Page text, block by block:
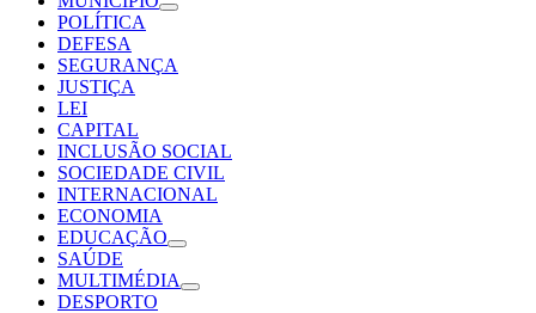
POLÍTICA
DEFESA
SEGURANÇA
JUSTIÇA
LEI
CAPITAL
INCLUSÃO SOCIAL
SOCIEDADE CIVIL
INTERNACIONAL
ECONOMIA
EDUCAÇÃO
SAÚDE
MULTIMÉDIA
DESPORTO